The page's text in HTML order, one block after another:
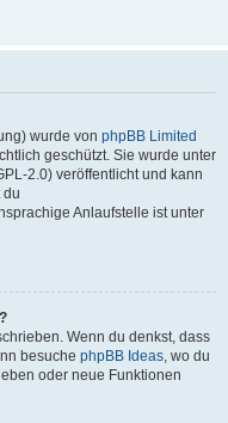
wurde von phpBB Limited
geschützt. Sie wurde unter
2.0) veröffentlicht und kann
du
Anlaufstelle ist unter
Wenn du denkst, dass
besuche phpBB Ideas, wo du
oder neue Funktionen